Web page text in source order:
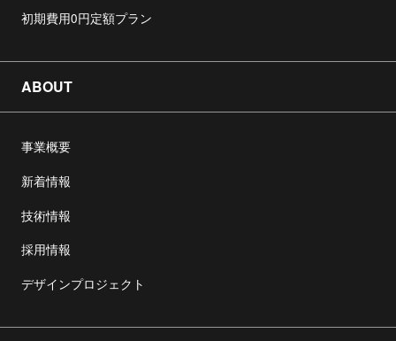
初期費用0円定額プラン
ABOUT
事業概要
新着情報
技術情報
採用情報
デザインプロジェクト